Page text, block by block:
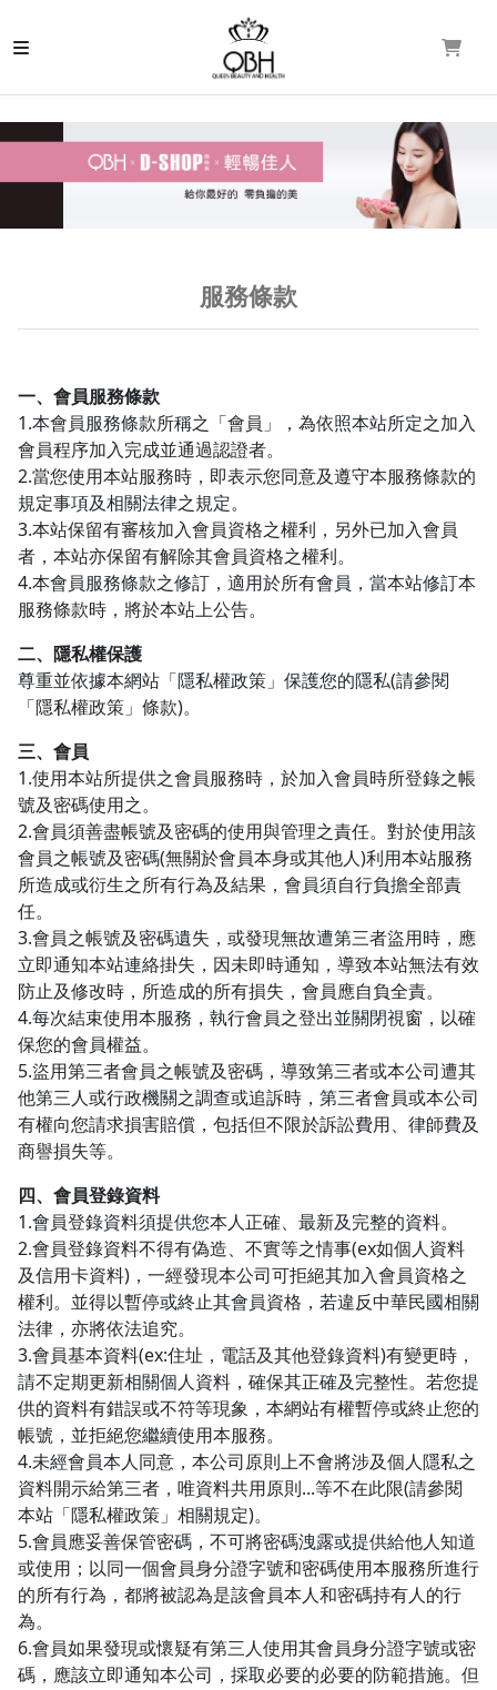
服務條款
一、會員服務條款
1.本會員服務條款所稱之「會員」，為依照本站所定之加入
會員程序加入完成並通過認證者。
2.當您使用本站服務時，即表示您同意及遵守本服務條款的
規定事項及相關法律之規定。
3.本站保留有審核加入會員資格之權利，另外已加入會員
者，本站亦保留有解除其會員資格之權利。
4.本會員服務條款之修訂，適用於所有會員，當本站修訂本
服務條款時，將於本站上公告。
二、隱私權保護
尊重並依據本網站「隱私權政策」保護您的隱私(請參閱
「隱私權政策」條款)。
三、會員
1.使用本站所提供之會員服務時，於加入會員時所登錄之帳
號及密碼使用之。
2.會員須善盡帳號及密碼的使用與管理之責任。對於使用該
會員之帳號及密碼(無關於會員本身或其他人)利用本站服務
所造成或衍生之所有行為及結果，會員須自行負擔全部責
任。
3.會員之帳號及密碼遺失，或發現無故遭第三者盜用時，應
立即通知本站連絡掛失，因未即時通知，導致本站無法有效
防止及修改時，所造成的所有損失，會員應自負全責。
4.每次結束使用本服務，執行會員之登出並關閉視窗，以確
保您的會員權益。
5.盜用第三者會員之帳號及密碼，導致第三者或本公司遭其
他第三人或行政機關之調查或追訴時，第三者會員或本公司
有權向您請求損害賠償，包括但不限於訴訟費用、律師費及
商譽損失等。
四、會員登錄資料
1.會員登錄資料須提供您本人正確、最新及完整的資料。
2.會員登錄資料不得有偽造、不實等之情事(ex如個人資料
及信用卡資料)，一經發現本公司可拒絕其加入會員資格之
權利。並得以暫停或終止其會員資格，若違反中華民國相關
法律，亦將依法追究。
3.會員基本資料(ex:住址，電話及其他登錄資料)有變更時，
請不定期更新相關個人資料，確保其正確及完整性。若您提
供的資料有錯誤或不符等現象，本網站有權暫停或終止您的
帳號，並拒絕您繼續使用本服務。
4.未經會員本人同意，本公司原則上不會將涉及個人隱私之
資料開示給第三者，唯資料共用原則...等不在此限(請參閱
本站「隱私權政策」相關規定)。
5.會員應妥善保管密碼，不可將密碼洩露或提供給他人知道
或使用；以同一個會員身分證字號和密碼使用本服務所進行
的所有行為，都將被認為是該會員本人和密碼持有人的行
為。
6.會員如果發現或懷疑有第三人使用其會員身分證字號或密
碼，應該立即通知本公司，採取必要的必要的防範措施。但